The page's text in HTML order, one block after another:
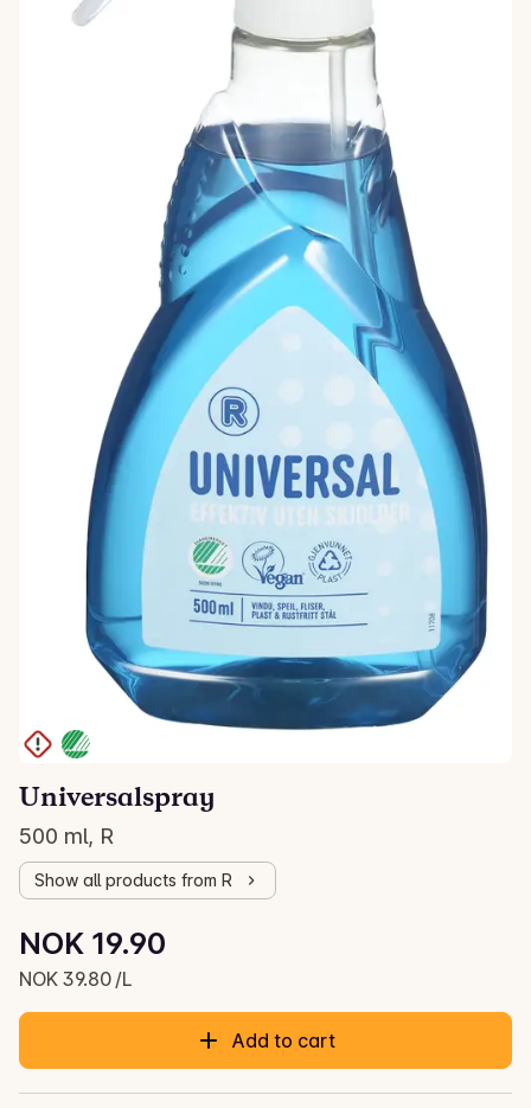
Universalspray
500 ml, R
Show all products from R
Current price is: NOK 19.90
NOK 19.90
NOK 39.80 /L
Unit price: NOK 39.80 /L
Add to cart